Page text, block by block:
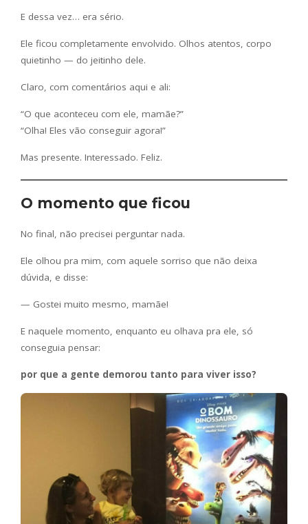
E dessa vez… era sério.
Ele ficou completamente envolvido. Olhos atentos, corpo
quietinho — do jeitinho dele.
Claro, com comentários aqui e ali:
“O que aconteceu com ele, mamãe?”
“Olha! Eles vão conseguir agora!”
Mas presente. Interessado. Feliz.
O momento que ficou
No final, não precisei perguntar nada.
Ele olhou pra mim, com aquele sorriso que não deixa
dúvida, e disse:
— Gostei muito mesmo, mamãe!
E naquele momento, enquanto eu olhava pra ele, só
conseguia pensar:
por que a gente demorou tanto para viver isso?